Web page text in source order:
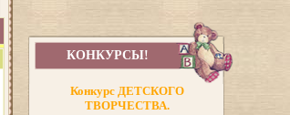
КОНКУРСЫ!
Конкурс ДЕТСКОГО
ТВОРЧЕСТВА.